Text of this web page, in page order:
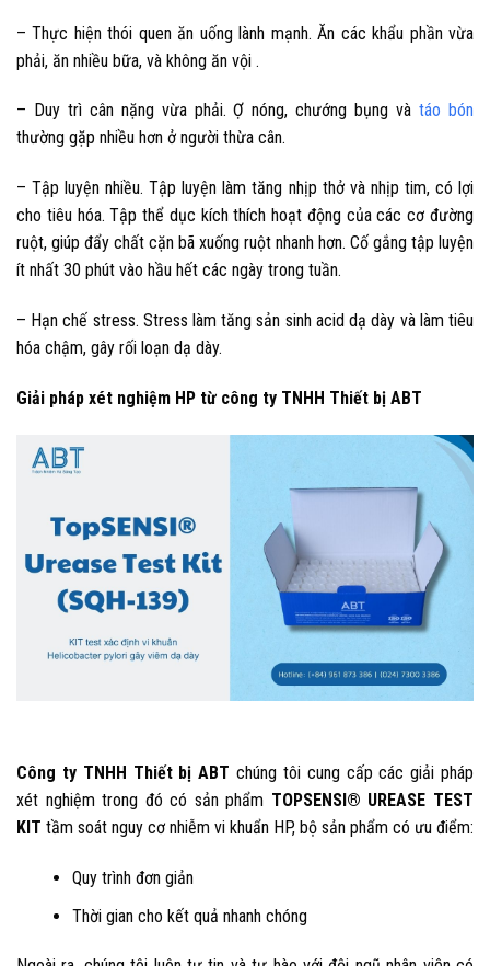
– Thực hiện thói quen ăn uống lành mạnh. Ăn các khẩu phần vừa
phải, ăn nhiều bữa, và không ăn vội .
– Duy trì cân nặng vừa phải. Ợ nóng, chướng bụng vàtáo bón
thường gặp nhiều hơn ở người thừa cân.
– Tập luyện nhiều. Tập luyện làm tăng nhịp thở và nhịp tim, có lợi
cho tiêu hóa. Tập thể dục kích thích hoạt động của các cơ đường
ruột, giúp đẩy chất cặn bã xuống ruột nhanh hơn. Cố gắng tập luyện
ít nhất 30 phút vào hầu hết các ngày trong tuần.
– Hạn chế stress. Stress làm tăng sản sinh acid dạ dày và làm tiêu
hóa chậm, gây rối loạn dạ dày.
Giải pháp xét nghiệm HP từ công ty TNHH Thiết bị ABT
Công ty TNHH Thiết bị ABT chúng tôi cung cấp các giải pháp
xét nghiệm trong đó có sản phẩm TOPSENSI® UREASE TEST
KIT tầm soát nguy cơ nhiễm vi khuẩn HP, bộ sản phẩm có ưu điểm:
Quy trình đơn giản
Thời gian cho kết quả nhanh chóng